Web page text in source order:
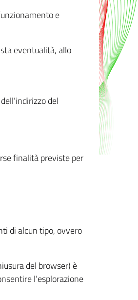
e
eventualità, allo
del
finalità previste per
di alcun tipo, ovvero
del browser) è
l’esplorazione